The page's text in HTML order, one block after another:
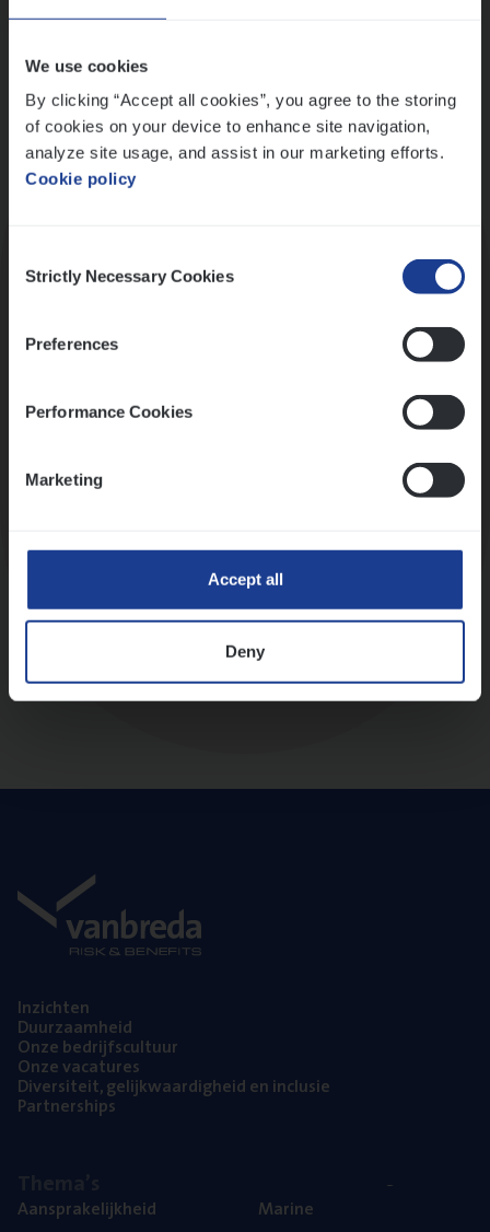
We use cookies
By clicking “Accept all cookies”, you agree to the storing
of cookies on your device to enhance site navigation,
analyze site usage, and assist in our marketing efforts.
Cookie policy
Selection
Strictly Necessary Cookies
Preferences
Performance Cookies
Marketing
Accept all
Deny
Inzich­ten
Duur­zaam­heid
Onze bedrijfs­cul­tuur
Onze vaca­tu­res
Diver­si­teit, gelijk­waar­dig­heid en inclusie
Part­ner­ships
Aan­spra­ke­lijk­heid
Mari­ne